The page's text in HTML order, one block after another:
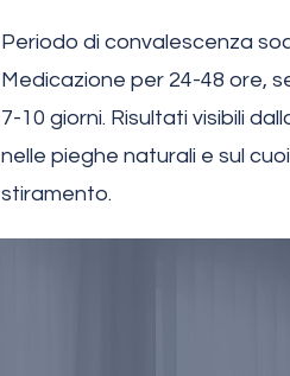
Periodo di convalescenza
Medicazione per 24-48 ore,
7-10 giorni. Risultati visibili
nelle pieghe naturali e sul
stiramento.